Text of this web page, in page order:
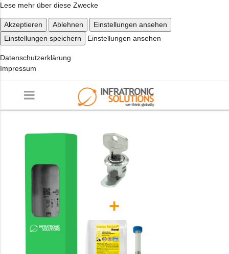
Lese mehr über diese Zwecke
Akzeptieren Ablehnen
Einstellungen ansehen
Einstellungen speichern
Einstellungen ansehen
Datenschutzerklärung
Impressum
+